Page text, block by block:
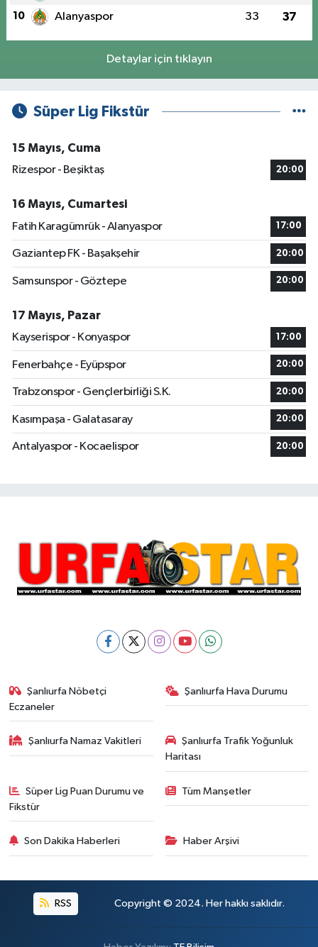
10 Alanyaspor 33 37
Detaylar için tıklayın
Süper Lig Fikstür
15 Mayıs, Cuma
Rizespor - Beşiktaş
20:00
16 Mayıs, Cumartesi
Fatih Karagümrük - Alanyaspor
17:00
Gaziantep FK - Başakşehir 20:00
Samsunspor - Göztepe 20:00
17 Mayıs, Pazar
Kayserispor - Konyaspor
17:00
Fenerbahçe - Eyüpspor 20:00
Trabzonspor - Gençlerbirliği S.K. 20:00
Kasımpaşa - Galatasaray 20:00
Antalyaspor - Kocaelispor 20:00
Şanlıurfa Nöbetçi
Eczaneler
Şanlıurfa Hava Durumu
Şanlıurfa Namaz Vakitleri
Şanlıurfa Trafik Yoğunluk
Haritası
Süper Lig Puan Durumu ve
Fikstür
Tüm Manşetler
Son Dakika Haberleri Haber Arşivi
RSS Copyright © 2024. Her hakkı saklıdır.